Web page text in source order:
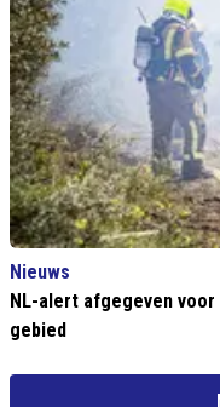
Nieuws
NL-alert afgegeven voor
gebied